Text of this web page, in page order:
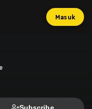
Masuk
Subscribe